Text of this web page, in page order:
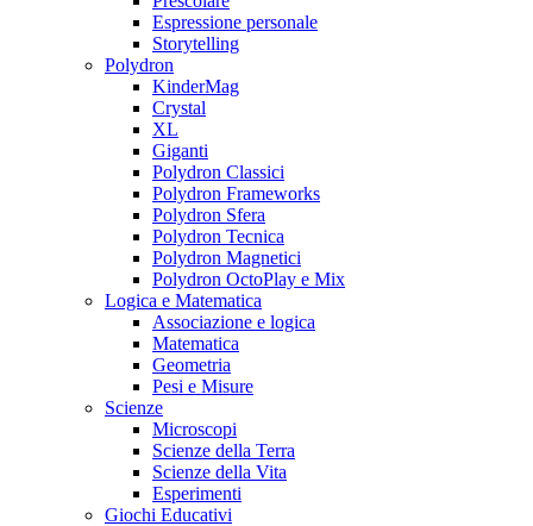
Espressione personale
Storytelling
Polydron
KinderMag
Crystal
XL
Giganti
Polydron Classici
Polydron Frameworks
Polydron Sfera
Polydron Tecnica
Polydron Magnetici
Polydron OctoPlay e Mix
Logica e Matematica
Associazione e logica
Matematica
Geometria
Pesi e Misure
Scienze
Microscopi
Scienze della Terra
Scienze della Vita
Esperimenti
Giochi Educativi